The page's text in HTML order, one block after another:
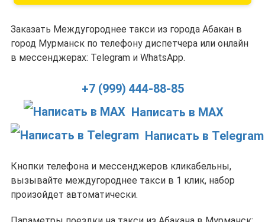
Заказать Междугороднее такси из города Абакан в
город Мурманск по телефону диспетчера или онлайн
в мессенджерах: Telegram и WhatsApp.
+7 (999) 444-88-85
Написать в MAX
Написать в Telegram
Кнопки телефона и мессенджеров кликабельны,
вызывайте междугороднее такси в 1 клик, набор
произойдет автоматически.